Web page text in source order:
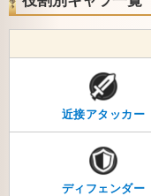
近接アタッカー
ディフェンダー